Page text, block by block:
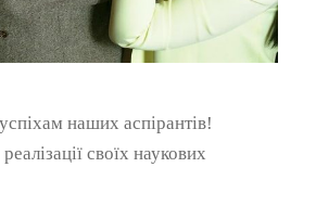
наших аспірантів!
своїх наукових